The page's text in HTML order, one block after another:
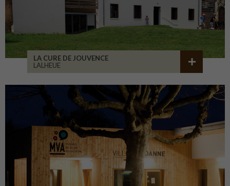
LA CURE DE JOUVENCE
LALHEUE